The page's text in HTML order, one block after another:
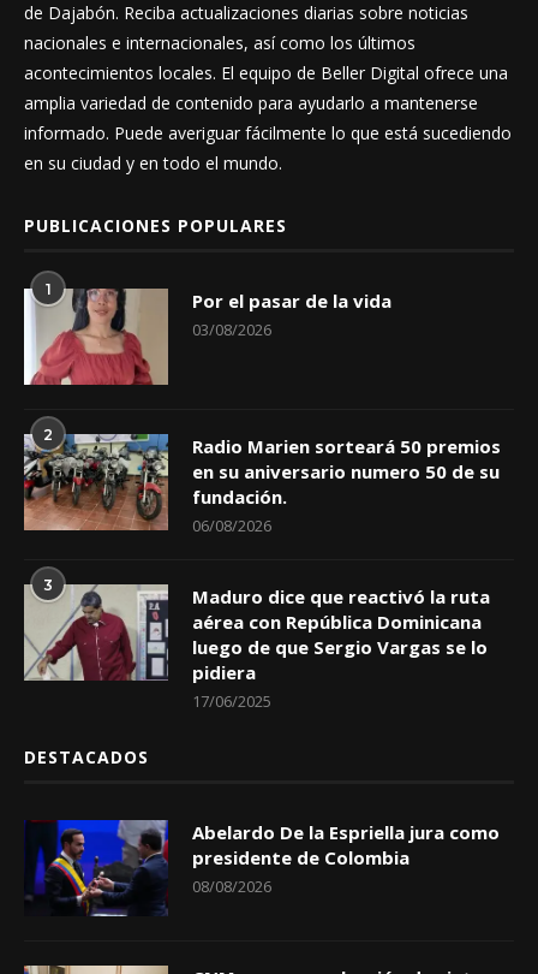
de Dajabón. Reciba actualizaciones diarias sobre noticias
nacionales e internacionales, así como los últimos
acontecimientos locales. El equipo de Beller Digital ofrece una
amplia variedad de contenido para ayudarlo a mantenerse
informado. Puede averiguar fácilmente lo que está sucediendo
en su ciudad y en todo el mundo.
PUBLICACIONES POPULARES
1 Por el pasar de la vida
03/08/2026
2
Radio Marien sorteará 50 premios
en su aniversario numero 50 de su
fundación.
06/08/2026
3
Maduro dice que reactivó la ruta
aérea con República Dominicana
luego de que Sergio Vargas se lo
pidiera
17/06/2025
DESTACADOS
Abelardo De la Espriella jura como
presidente de Colombia
08/08/2026